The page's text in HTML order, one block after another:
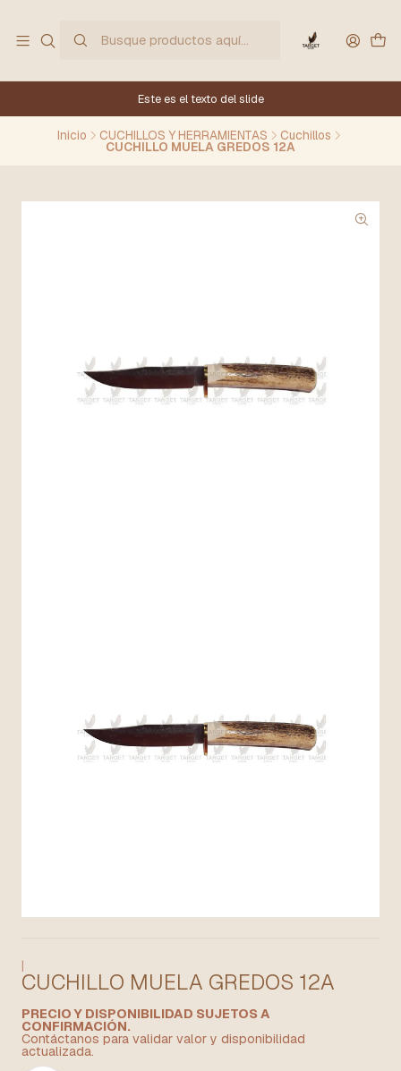
Este es el texto del slide
Inicio CUCHILLOS Y HERRAMIENTAS Cuchillos
CUCHILLO MUELA GREDOS 12A
|
CUCHILLO MUELA GREDOS 12A
PRECIO Y DISPONIBILIDAD SUJETOS A
CONFIRMACIÓN.
Contáctanos para validar valor y disponibilidad
actualizada.